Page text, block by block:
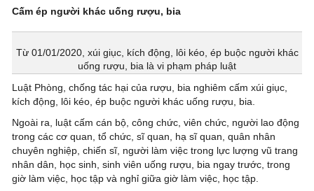
Cấm ép người khác uống rượu, bia
Từ 01/01/2020, xúi giục, kích động, lôi kéo, ép buộc người khác
uống rượu, bia là vi phạm pháp luật
Luật Phòng, chống tác hại của rượu, bia nghiêm cấm xúi giục,
kích động, lôi kéo, ép buộc người khác uống rượu, bia.
Ngoài ra, luật cấm cán bộ, công chức, viên chức, người lao động
trong các cơ quan, tổ chức, sĩ quan, hạ sĩ quan, quân nhân
chuyên nghiệp, chiến sĩ, người làm việc trong lực lượng vũ trang
nhân dân, học sinh, sinh viên uống rượu, bia ngay trước, trong
giờ làm việc, học tập và nghỉ giữa giờ làm việc, học tập.